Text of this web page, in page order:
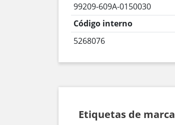
99209-609A-0150030
Código interno
5268076
Etiquetas de marca